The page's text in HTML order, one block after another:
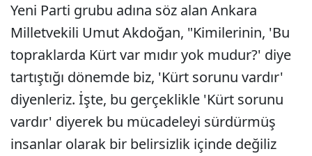
Yeni Parti grubu adına söz alan Ankara
Milletvekili Umut Akdoğan, "Kimilerinin, 'Bu
topraklarda Kürt var mıdır yok mudur?' diye
tartıştığı dönemde biz, 'Kürt sorunu vardır'
diyenleriz. İşte, bu gerçeklikle 'Kürt sorunu
vardır' diyerek bu mücadeleyi sürdürmüş
insanlar olarak bir belirsizlik içinde değiliz